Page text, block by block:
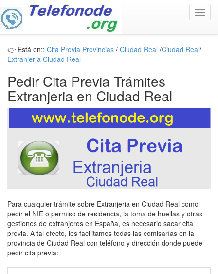
👉 Está en:: Cita Previa Provincias / Ciudad Real /Ciudad Real/
Extranjería Ciudad Real
Pedir Cita Previa Trámites
Extranjeria en Ciudad Real
Para cualquier trámite sobre Extranjeria en Ciudad Real como
pedir el NIE o permiso de residencia, la toma de huellas y otras
gestiones de extranjeros en España, es necesario sacar cita
previa. A tal efecto, les facilitamos todas las comisarías en la
provincia de Ciudad Real con teléfono y dirección donde puede
pedir cita previa: